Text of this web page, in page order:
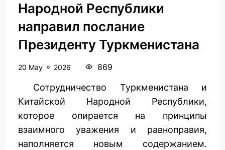
Народной Республики
направил послание
Президенту Туркменистана
20 May 2026 869
Сотрудничество Туркменистана и
Китайской Народной Республики,
которое опирается на принципы
взаимного уважения и равноправия,
наполняется новым содержанием.